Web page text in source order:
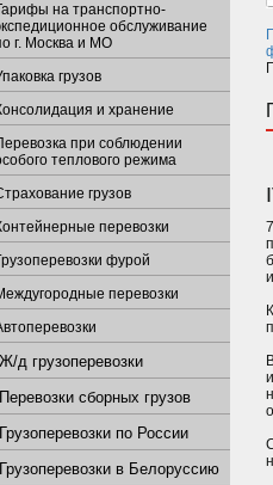
на транспортно-
обслуживание
г. Москва и МО
грузов
и хранение
при соблюдении
теплового режима
грузов
перевозки
фурой
перевозки
Ж/д грузоперевозки
Перевозки сборных грузов
Грузоперевозки по России
Грузоперевозки в Белоруссию